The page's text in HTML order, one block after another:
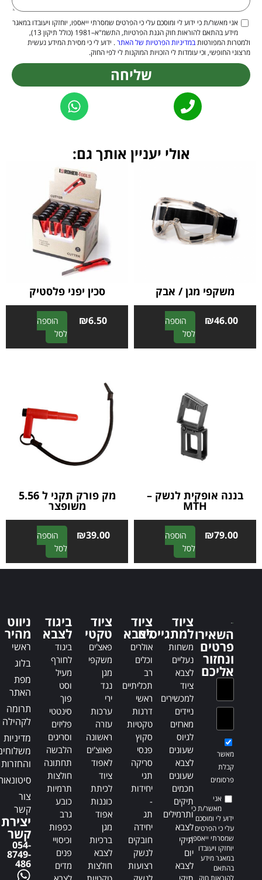
אני מאשר/ת כי ידוע לי ומוסכם עלי כי הפרטים שמסרתי ייאספו, יוחזקו ויעובדו במאגר
מידע בהתאם להוראות חוק הגנת הפרטיות, התשמ"א–1981 (כולל תיקון 13),
ולמטרות המפורטותבמדיניות הפרטיות של האתר. ידוע לי כי מסירת המידע נעשית
מרצוני החופשי, וכי עומדות לי הזכויות המוקנות לי לפי החוק.
שליחה
אולי יעניין אותך גם:
משקפי מגן / אבק
₪46.00
הוספה
לסל
A
l
סכין יפני פלסטיק
₪6.50
הוספה
לסל
A
l
a
t
v
בננה אופקית לנשק –
MTH
₪79.00
הוספה
לסל
A
l
t
a
t
i
v
מק פורק תקני ל 5.56
משופצר
₪39.00
הוספה
לסל
A
l
t
t
השאירו
פרטים
ונחזור
אליכם
מאשר
קבלת
פרסומים
אני
מאשר/ת כי
ידוע לי ומוסכם
עלי כי הפרטים
שמסרתי ייאספו,
יוחזקו ויעובדו
במאגר מידע
בהתאם
להוראות חוק
ציוד
למתגייסים
משחות
נעליים
לצבא
ציוד
למכשירים
ניידים
מארזים
לגיוס
שעונים
לצבא
שעונים
חכמים
תיקים
ותרמילים
לצבא
תיקי
יום
לצבא
ציוד
לצבא
אולרים
וכלים
רב
תכליתיים
ראשי
דרגות
טקטיות
סקוץ
פנסי
סריקה
תגי
יחידות
-
תג
יחידה
חובקים
לנשק
רצועות
ציוד
טקטי
פאצ'ים
משקפי
מגן
נגד
ירי
ערכות
עזרה
ראשונה
פאוצ'ים
לאפוד
ציוד
לכיתת
כוננות
אפוד
מגן
ברכיות
לצבא
חולצות
ביגוד
לצבא
ביגוד
לחורף
מעיל
וסט
פוך
סינטטי
פליזים
וסריגים
הלבשה
תחתונה
חולצות
תרמיות
כובע
גרב
כפפות
וכיסויי
פנים
מדים
ניווט
מהיר
ראשי
בלוג
מפת
האתר
תרומה
לקהילה
מדיניות
והחזרות
צור
קשר
יצירת
קשר
054-
8749-
486